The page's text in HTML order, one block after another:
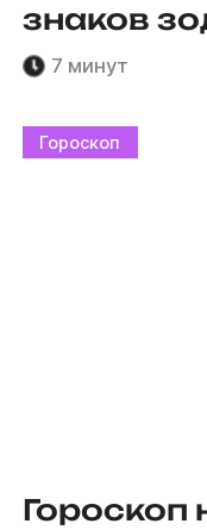
знаков
7 минут
Гороскоп
Гороскоп